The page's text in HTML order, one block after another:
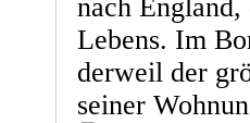
nach England,
Lebens. Im
derweil der
seiner